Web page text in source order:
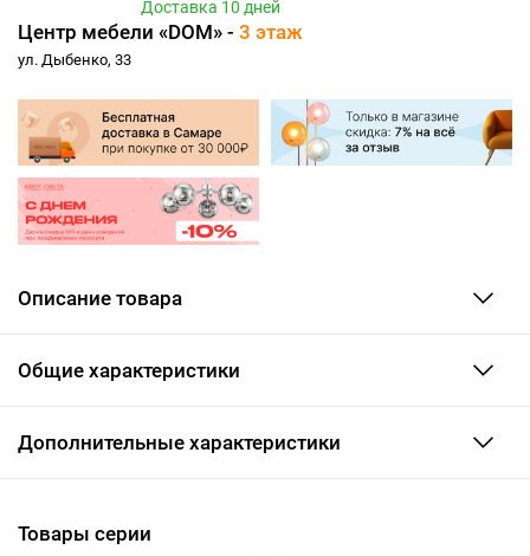
Доставка 10 дней
Центр мебели «DOM» - 3 этаж
ул. Дыбенко, 33
Описание товара
Общие характеристики
Дополнительные характеристики
Товары серии